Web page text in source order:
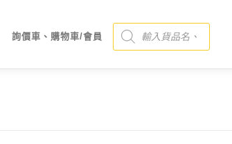
詢價車、購物車/會員
Products search